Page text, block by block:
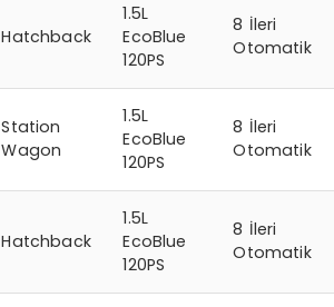
Hatchback
1.5L
EcoBlue
120PS
8 İleri
Otomatik
Station
Wagon
1.5L
EcoBlue
120PS
8 İleri
Otomatik
Hatchback
1.5L
EcoBlue
120PS
8 İleri
Otomatik